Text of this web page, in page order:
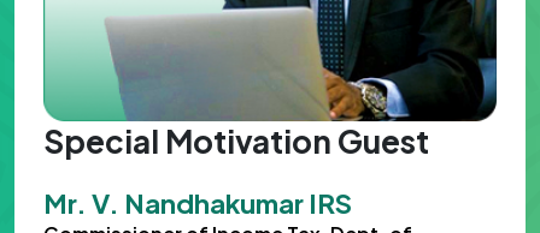
Special Motivation Guest
Mr. V. Nandhakumar IRS